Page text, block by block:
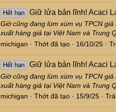
Hết hạn Giữ lửa bản lĩnh! Acaci
Giờ cũng đang lùm xùm vụ TPCN
xuất hàng giả tại Việt Nam và Trung
michigan
Thớt đã tạo 16/10/25
Hết hạn Giữ lửa bản lĩnh! Acaci
Giờ cũng đang lùm xùm vụ TPCN
xuất hàng giả tại Việt Nam và Trung
michigan
Thớt đã tạo 15/9/25